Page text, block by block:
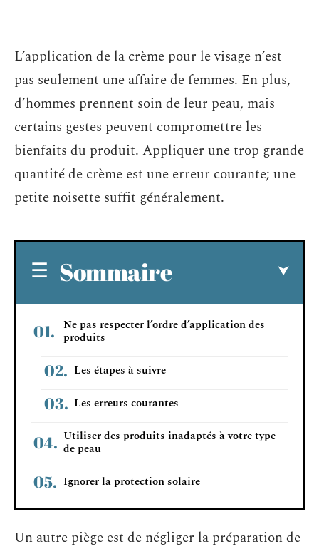
L’application de la crème pour le visage n’est
pas seulement une affaire de femmes. En plus,
d’hommes prennent soin de leur peau, mais
certains gestes peuvent compromettre les
bienfaits du produit. Appliquer une trop grande
quantité de crème est une erreur courante; une
petite noisette suffit généralement.
Sommaire
Ne pas respecter l’ordre d’application des
produits
Les étapes à suivre
Les erreurs courantes
Utiliser des produits inadaptés à votre type
de peau
Ignorer la protection solaire
Un autre piège est de négliger la préparation de